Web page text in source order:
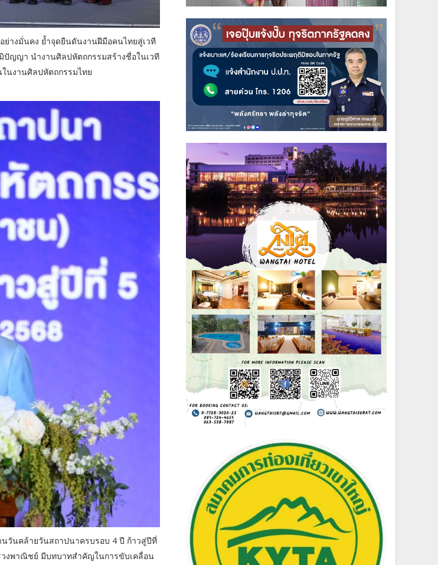
ย่างมั่นคง ย้ำจุดยืนดันงานฝีมือคนไทยสู่เวที
ปัญญา นำงานศิลปหัตถกรรมสร้างชื่อในเวที
นงานศิลปหัตถกรรมไทย
วันคล้ายวันสถาปนาครบรอบ 4 ปี ก้าวสู่ปีที่
วงพาณิชย์ มีบทบาทสำคัญในการขับเคลื่อน